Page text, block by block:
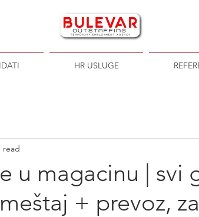
HR USLUGE
u magacinu | svi
+ prevoz,
read